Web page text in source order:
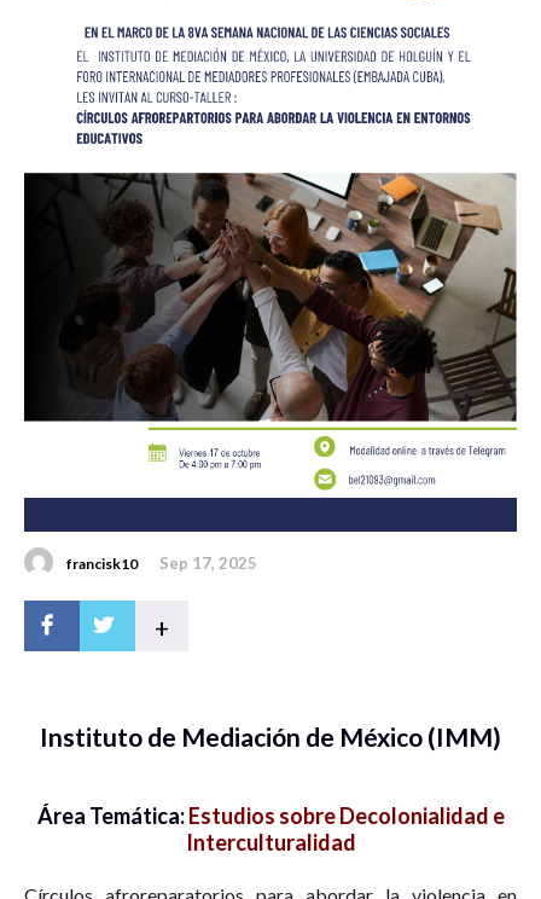
francisk10 Sep 17, 2025
+
Instituto de Mediación de México (IMM)
Área Temática:Estudios sobre Decolonialidad e
Interculturalidad